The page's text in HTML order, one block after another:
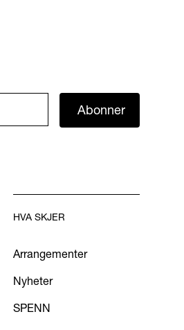
Abonner
HVA SKJER
Arrangementer
Nyheter
SPENN